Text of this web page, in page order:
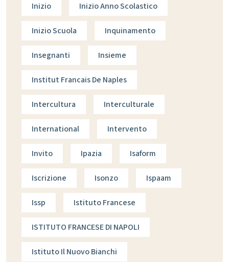
Inizio Inizio Anno Scolastico
Inizio Scuola Inquinamento
Insegnanti Insieme
Institut Francais De Naples
Intercultura Interculturale
International Intervento
Invito Ipazia Isaform
Iscrizione Isonzo Ispaam
Issp Istituto Francese
ISTITUTO FRANCESE DI NAPOLI
Istituto Il Nuovo Bianchi